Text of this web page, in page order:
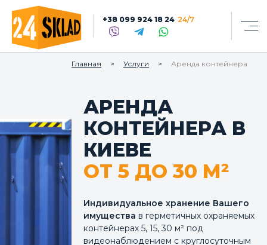
+38 099 924 18 24 24/7
Главная Услуги Аренда контейнера
АРЕНДА
КОНТЕЙНЕРА В
КИЕВЕ
ОТ 5 ДО 30 М²
Индивидуальное хранение Вашего
имущества в герметичных охраняемых
контейнерах 5, 15, 30 м² под
видеонаблюдением с круглосуточным